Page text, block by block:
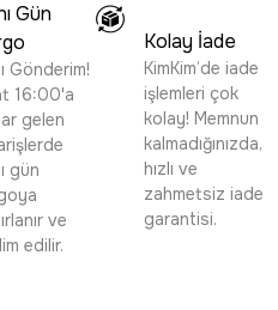
Gün
Gönderim!
16:00'a
gelen
gün
ve
edilir.
Kolay İade
KimKim’de iade
işlemleri çok
kolay! Memnun
kalmadığınızda,
hızlı ve
zahmetsiz iade
garantisi.